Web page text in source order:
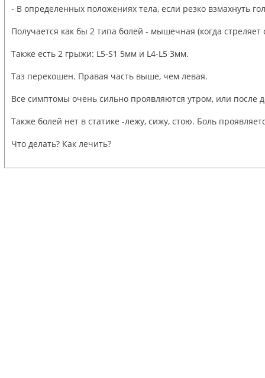
- В определенных положениях тела, если резко взмахнуть
Получается как бы 2 типа болей - мышечная (когда
Также есть 2 грыжи: L5-S1 5мм и L4-L5 3мм.
Таз перекошен. Правая часть выше, чем левая.
Все симптомы очень сильно проявляются утром, или после
Также болей нет в статике -лежу, сижу, стою. Боль
Что делать? Как лечить?